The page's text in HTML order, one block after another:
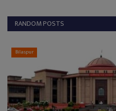
RANDOM POSTS
Bilaspur